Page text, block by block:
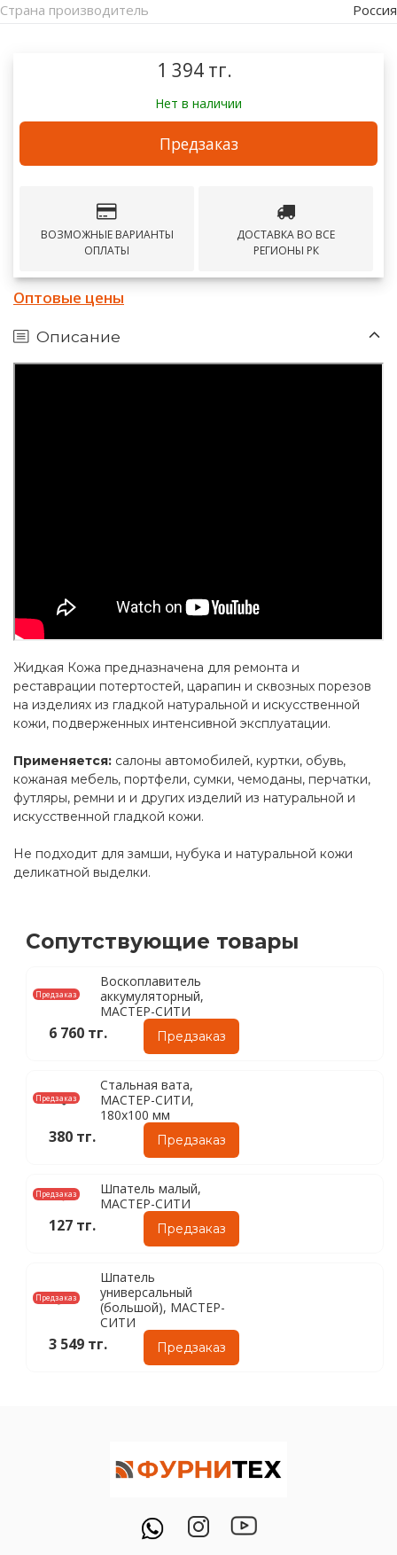
Страна производитель Россия
1 394 тг.
Нет в наличии
Предзаказ
ВОЗМОЖНЫЕ ВАРИАНТЫ
ОПЛАТЫ
ДОСТАВКА ВО ВСЕ
РЕГИОНЫ РК
Оптовые цены
Описание
Жидкая Кожа предназначена для ремонта и
реставрации потертостей, царапин и сквозных порезов
на изделиях из гладкой натуральной и искусственной
кожи, подверженных интенсивной эксплуатации.
Применяется: салоны автомобилей, куртки, обувь,
кожаная мебель, портфели, сумки, чемоданы, перчатки,
футляры, ремни и и других изделий из натуральной и
искусственной гладкой кожи.
Не подходит для замши, нубука и натуральной кожи
деликатной выделки.
Сопутствующие товары
Предзаказ
Воскоплавитель
аккумуляторный,
МАСТЕР-СИТИ
6 760 тг. Предзаказ
Предзаказ
Стальная вата,
МАСТЕР-СИТИ,
180х100 мм
380 тг. Предзаказ
Предзаказ
Шпатель малый,
МАСТЕР-СИТИ
127 тг. Предзаказ
Предзаказ
Шпатель
универсальный
(большой), МАСТЕР-
СИТИ
3 549 тг. Предзаказ